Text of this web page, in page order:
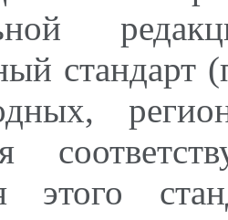
стандарт
этого